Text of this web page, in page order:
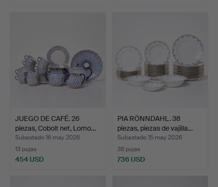
JUEGO DE CAFÉ. 26
piezas, Cobolt net, Lomo…
Subastado 16 may 2026
13 pujas
454 USD
PIA RÖNNDAHL. 38
piezas, piezas de vajilla…
Subastado 15 may 2026
36 pujas
736 USD